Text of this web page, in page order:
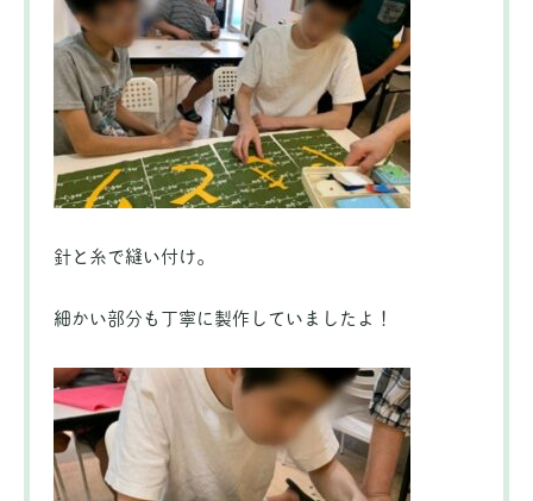
針と糸で縫い付け。
細かい部分も丁寧に製作していましたよ！